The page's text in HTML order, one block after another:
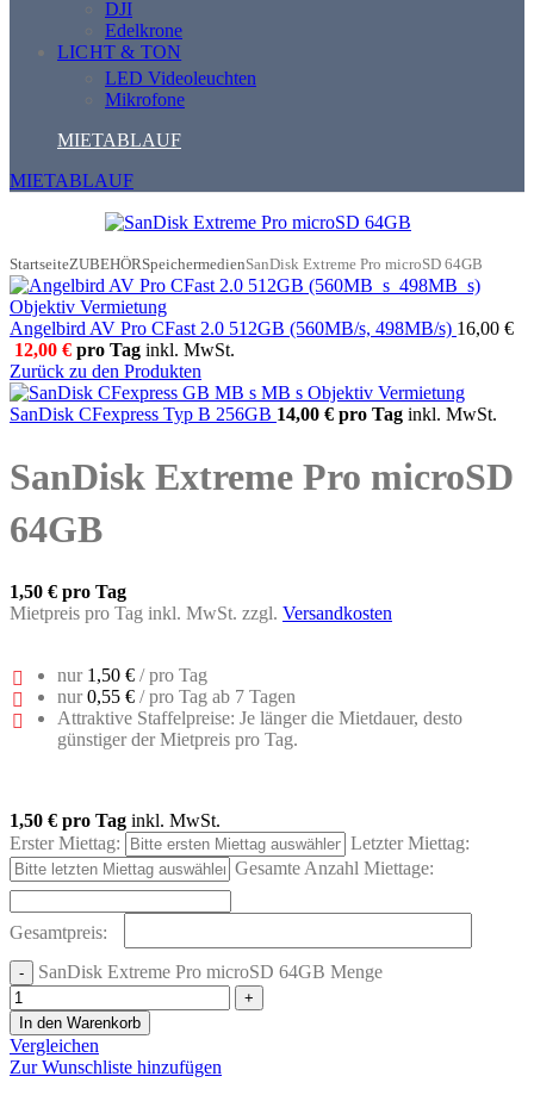
DJI
Edelkrone
LICHT & TON
LED Videoleuchten
Mikrofone
MIETABLAUF
MIETABLAUF
StartseiteZUBEHÖRSpeichermedienSanDisk Extreme Pro microSD 64GB
Angelbird AV Pro CFast 2.0 512GB (560MB/s, 498MB/s) 16,00 €
12,00 € pro Tag inkl. MwSt.
Zurück zu den Produkten
SanDisk CFexpress Typ B 256GB 14,00 € pro Tag inkl. MwSt.
SanDisk Extreme Pro microSD
64GB
1,50 € pro Tag
Mietpreis pro Tag inkl. MwSt. zzgl. Versandkosten
nur 1,50 € / pro Tag
nur0,55 € / pro Tag ab 7 Tagen
Attraktive Staffelpreise: Je länger die Mietdauer, desto
günstiger der Mietpreis pro Tag.
1,50 € pro Tag inkl. MwSt.
Erster Miettag:
Letzter Miettag:
Gesamte Anzahl Miettage:
Gesamtpreis:
SanDisk Extreme Pro microSD 64GB Menge
In den Warenkorb
Vergleichen
Zur Wunschliste hinzufügen